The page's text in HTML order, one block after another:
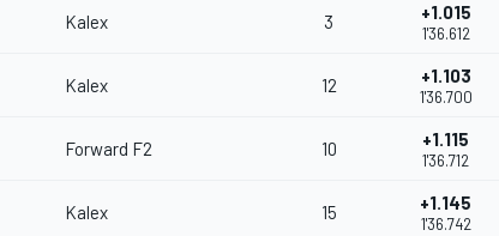
Kalex 3 +1.015
1'36.612
Kalex 12 +1.103
1'36.700
Forward F2 10 +1.115
1'36.712
Kalex 15 +1.145
1'36.742